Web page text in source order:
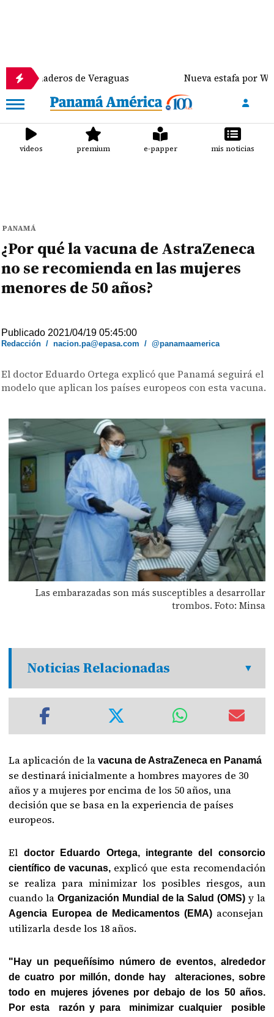
de Veraguas Nueva estafa por WhatsApp
videos premium e-papper mis noticias
PANAMÁ
¿Por qué la vacuna de AstraZeneca
no se recomienda en las mujeres
menores de 50 años?
Publicado 2021/04/19 05:45:00
Redacción /nacion.pa@epasa.com /@panamaamerica
El doctor Eduardo Ortega explicó que Panamá seguirá el
modelo que aplican los países europeos con esta vacuna.
Las embarazadas son más susceptibles a desarrollar
trombos. Foto: Minsa
Noticias Relacionadas
La aplicación de la vacuna de AstraZeneca en Panamá
se destinará inicialmente a hombres mayores de 30
años y a mujeres por encima de los 50 años, una
decisión que se basa en la experiencia de países
europeos.
El doctor Eduardo Ortega, integrante del consorcio
científico de vacunas, explicó que esta recomendación
se realiza para minimizar los posibles riesgos, aun
cuando la Organización Mundial de la Salud (OMS) y la
Agencia Europea de Medicamentos (EMA) aconsejan
utilizarla desde los 18 años.
"Hay un pequeñísimo número de eventos, alrededor
de cuatro por millón, donde hay alteraciones, sobre
todo en mujeres jóvenes por debajo de los 50 años.
Por esta razón y para minimizar cualquier posible